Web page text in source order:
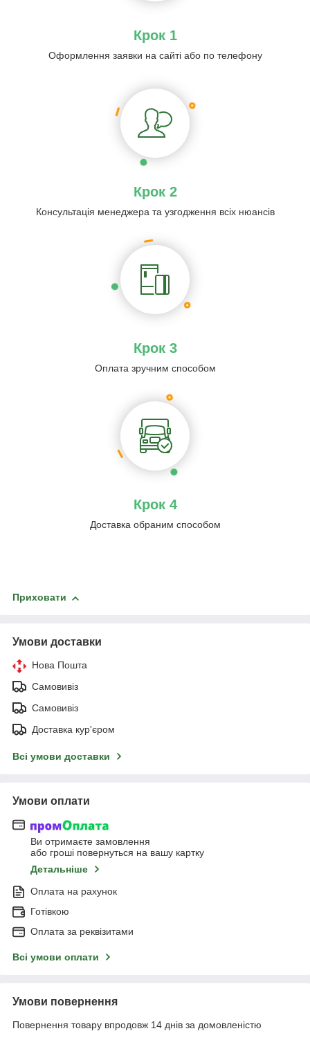
Крок 1
Оформлення заявки на сайті або по телефону
Крок 2
Консультація менеджера та узгодження всіх нюансів
Крок 3
Оплата зручним способом
Крок 4
Доставка обраним способом
Приховати
Умови доставки
Нова Пошта
Самовивіз
Самовивіз
Доставка кур'єром
Всі умови доставки
Умови оплати
Ви отримаєте замовлення
або гроші повернуться на вашу картку
Детальніше
Оплата на рахунок
Готівкою
Оплата за реквізитами
Всі умови оплати
Умови повернення
Повернення товару впродовж 14 днів за домовленістю